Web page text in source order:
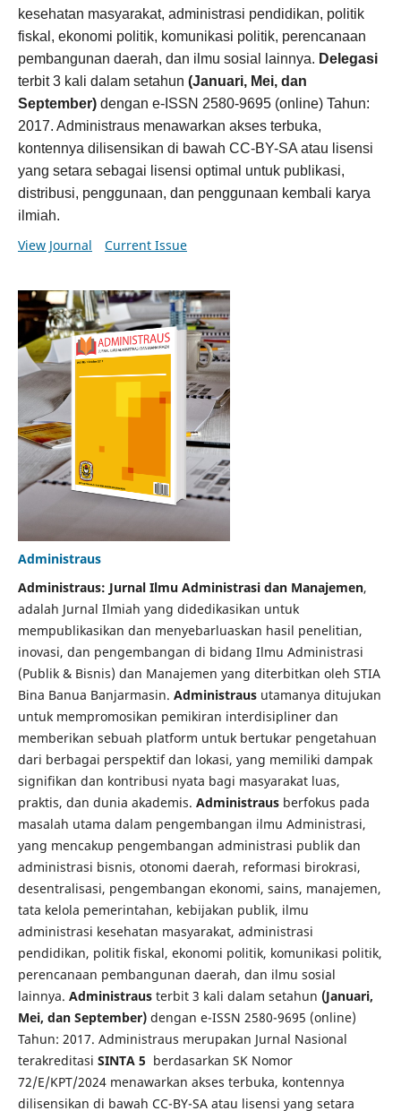
kesehatan masyarakat, administrasi pendidikan, politik
fiskal, ekonomi politik, komunikasi politik, perencanaan
pembangunan daerah, dan ilmu sosial lainnya. Delegasi
terbit 3 kali dalam setahun (Januari, Mei, dan
September)dengan e-ISSN 2580-9695 (online) Tahun:
2017. Administraus menawarkan akses terbuka,
kontennya dilisensikan di bawah CC-BY-SA atau lisensi
yang setara sebagai lisensi optimal untuk publikasi,
distribusi, penggunaan, dan penggunaan kembali karya
ilmiah.
View Journal Current Issue
Administraus
Administraus: Jurnal Ilmu Administrasi dan Manajemen,
adalah Jurnal Ilmiah yang didedikasikan untuk
mempublikasikan dan menyebarluaskan hasil penelitian,
inovasi, dan pengembangan di bidang Ilmu Administrasi
(Publik & Bisnis) dan Manajemen yang diterbitkan oleh STIA
Bina Banua Banjarmasin. Administrausutamanya ditujukan
untuk mempromosikan pemikiran interdisipliner dan
memberikan sebuah platform untuk bertukar pengetahuan
dari berbagai perspektif dan lokasi, yang memiliki dampak
signifikan dan kontribusi nyata bagi masyarakat luas,
praktis, dan dunia akademis. Administrausberfokus pada
masalah utama dalam pengembangan ilmu Administrasi,
yang mencakup pengembangan administrasi publik dan
administrasi bisnis, otonomi daerah, reformasi birokrasi,
desentralisasi, pengembangan ekonomi, sains, manajemen,
tata kelola pemerintahan, kebijakan publik, ilmu
administrasi kesehatan masyarakat, administrasi
pendidikan, politik fiskal, ekonomi politik, komunikasi politik,
perencanaan pembangunan daerah, dan ilmu sosial
lainnya. Administrausterbit 3 kali dalam setahun (Januari,
Mei, dan September)dengan e-ISSN 2580-9695 (online)
Tahun: 2017. Administraus merupakan Jurnal Nasional
terakreditasi SINTA 5 berdasarkan SK Nomor
72/E/KPT/2024 menawarkan akses terbuka, kontennya
dilisensikan di bawah CC-BY-SA atau lisensi yang setara